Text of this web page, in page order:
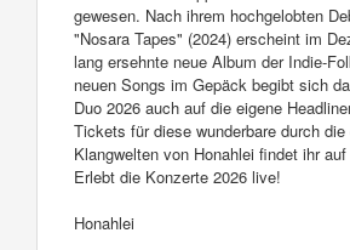
gewesen. Nach ihrem hochgelobten
"Nosara Tapes" (2024) erscheint im
lang ersehnte neue Album der Indie-
neuen Songs im Gepäck begibt sich
Duo 2026 auch auf die eigene
Tickets für diese wunderbare durch
Klangwelten von Honahlei findet ihr
Erlebt die Konzerte 2026 live!
Honahlei